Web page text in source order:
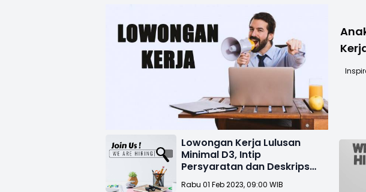
Lowongan Kerja Lulusan
Minimal D3, Intip
Persyaratan dan Deskripsi
Rabu 01 Feb 2023, 09:00 WIB